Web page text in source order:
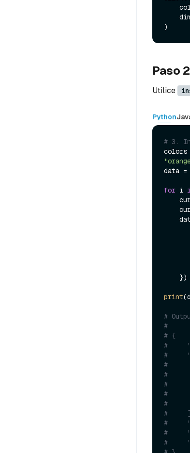
Paso
Utilice
Python
# 3.
data
for i
print
#
#
# {
#
#
#
#
#
#
#
#
#
#
#